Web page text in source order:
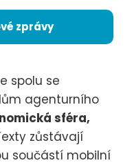
zprávy
spolu se
agenturního
sféra,
zůstávají
součástí mobilní